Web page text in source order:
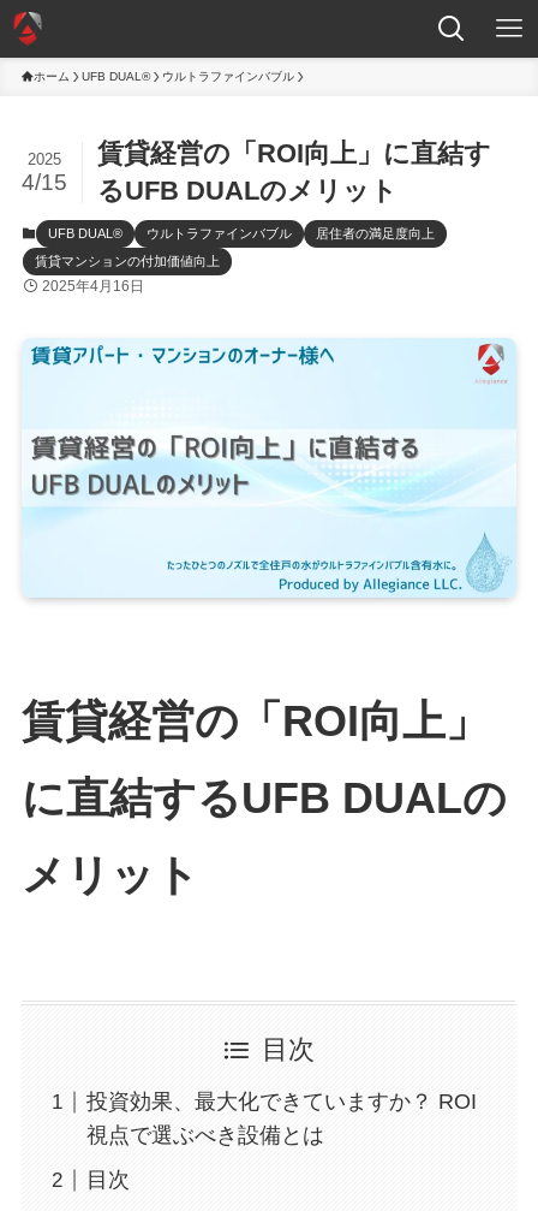
ホーム UFB DUAL® ウルトラファインバブル
賃貸経営の「ROI向上」に直結す
るUFB DUALのメリット
2025
4/15
UFB DUAL® ウルトラファインバブル
居住者の満足度向上
賃貸マンションの付加価値向上
2025年4月16日
賃貸経営の「ROI向上」
に直結するUFB DUALの
メリット
目次
投資効果、最大化できていますか？ ROI
視点で選ぶべき設備とは
目次